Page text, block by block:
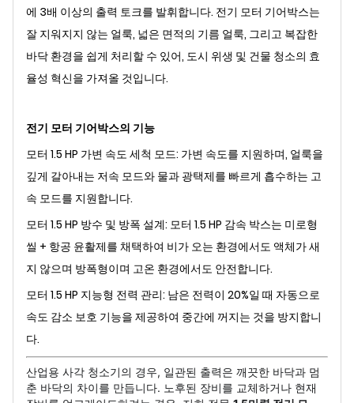
에 3배 이상의 출력 토크를 발휘합니다. 전기 모터 기어박스는
잘 지워지지 않는 얼룩, 넓은 면적의 기름 얼룩, 그리고 복잡한
바닥 환경을 쉽게 처리할 수 있어, 도시 위생 및 건물 청소의 효
율성 혁신을 가져올 것입니다.
전기 모터 기어박스의 기능
모터 1.5 HP 가변 속도 세척 모드: 가변 속도를 지원하며, 얼룩을
깊게 갈아내는 저속 모드와 물과 광택제를 빠르게 흡수하는 고
속 모드를 지원합니다.
모터 1.5 HP 방수 및 방폭 설계: 모터 1.5 HP 감속 박스는 미로형
씰 + 항공 윤활제를 채택하여 비가 오는 환경에서도 액체가 새
지 않으며 방폭형이며 고온 환경에서도 안전합니다.
모터 1.5 HP 지능형 전력 관리: 남은 전력이 20%일 때 자동으로
속도 감소 보호 기능을 제공하여 중간에 꺼지는 것을 방지합니
다.
산업용 사각 청소기의 경우, 일관된 출력은 깨끗한 바닥과 멈
춘 바닥의 차이를 만듭니다. 노후된 장비를 교체하거나 현재